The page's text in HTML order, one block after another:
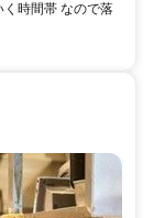
時間帯 なので落